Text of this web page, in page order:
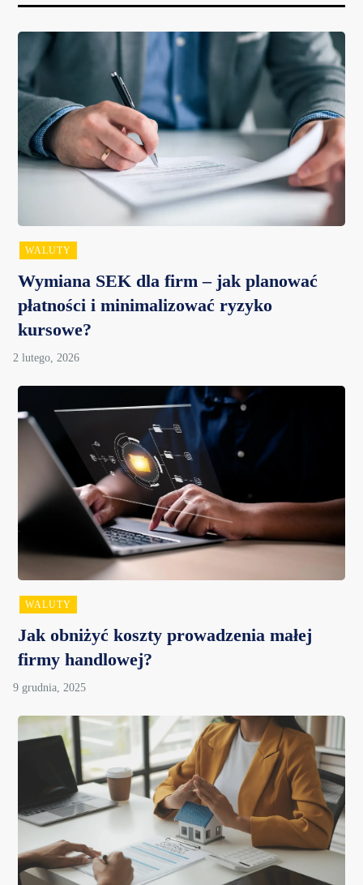
WALUTY
Wymiana SEK dla firm – jak planować
płatności i minimalizować ryzyko
kursowe?
WALUTY
Jak obniżyć koszty prowadzenia małej
firmy handlowej?